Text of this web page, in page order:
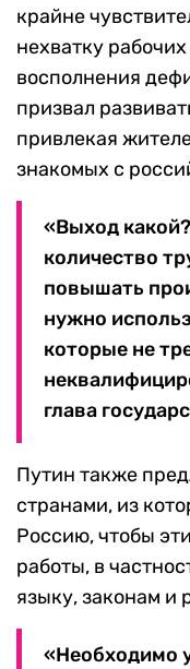
крайне
нехватку
восполнения
призвал
привлекая
знакомых с
«Выход
количество
повышать
нужно
которые не
глава
Путин также
странами, из
Россию, чтобы
работы, в
языку, законам и
«Необходимо